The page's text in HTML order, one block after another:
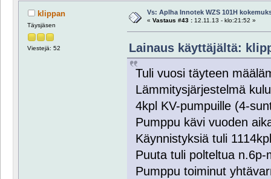
klippan
Täysjäsen
Viestejä: 52
Vs: Aplha Innotek WZS 101H
« Vastaus #43 :12.11.13 - klo:21:52 »
Lainaus käyttäjältä:
Tuli vuosi täyteen
Lämmitysjärjestelmä
4kpl KV-pumpuille (4-
Pumppu kävi vuoden
Käynnistyksiä tuli
Puuta tuli polteltua n.6p-
Pumppu toiminut